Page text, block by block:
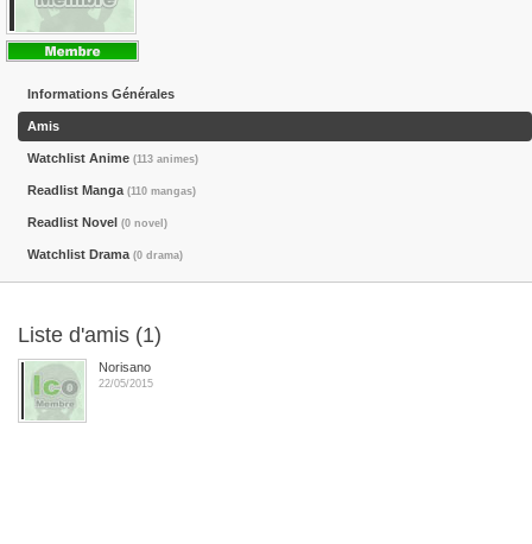
Informations Générales
Amis
Watchlist Anime (113 animes)
Readlist Manga (110 mangas)
Readlist Novel (0 novel)
Watchlist Drama (0 drama)
Liste d'amis (1)
Norisano
22/05/2015